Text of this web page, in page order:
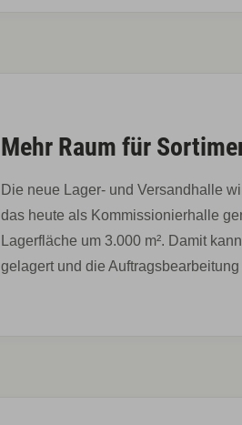
Mehr Raum für
Die neue Lager- und Versandhalle
das heute als Kommissionierhalle
Lagerfläche um 3.000 m². Damit
gelagert und die